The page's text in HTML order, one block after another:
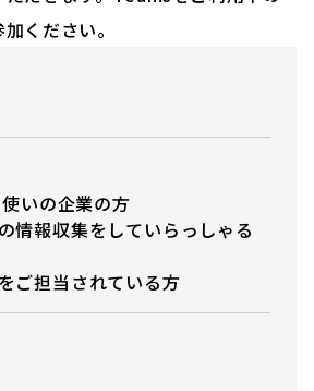
ください。
いの企業の方
情報収集をしていらっしゃる
ご担当されている方